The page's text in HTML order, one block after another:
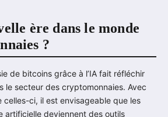
ère dans le monde
?
de bitcoins grâce à l’IA fait réfléchir
le secteur des cryptomonnaies. Avec
celles-ci, il est envisageable que les
artificielle deviennent des outils